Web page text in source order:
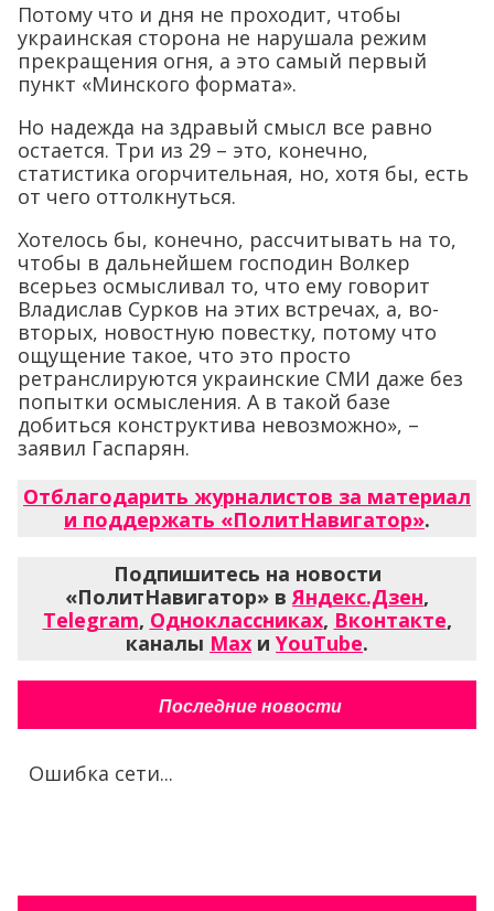
Потому что и дня не проходит, чтобы
украинская сторона не нарушала режим
прекращения огня, а это самый первый
пункт «Минского формата».
Но надежда на здравый смысл все равно
остается. Три из 29 – это, конечно,
статистика огорчительная, но, хотя бы, есть
от чего оттолкнуться.
Хотелось бы, конечно, рассчитывать на то,
чтобы в дальнейшем господин Волкер
всерьез осмысливал то, что ему говорит
Владислав Сурков на этих встречах, а, во-
вторых, новостную повестку, потому что
ощущение такое, что это просто
ретранслируются украинские СМИ даже без
попытки осмысления. А в такой базе
добиться конструктива невозможно», –
заявил Гаспарян.
Отблагодарить журналистов за материал
и поддержать «ПолитНавигатор».
Подпишитесь на новости
«ПолитНавигатор» вЯндекс.Дзен,
Telegram, Одноклассниках, Вконтакте,
каналы Max и YouTube.
Последние новости
Ошибка сети...